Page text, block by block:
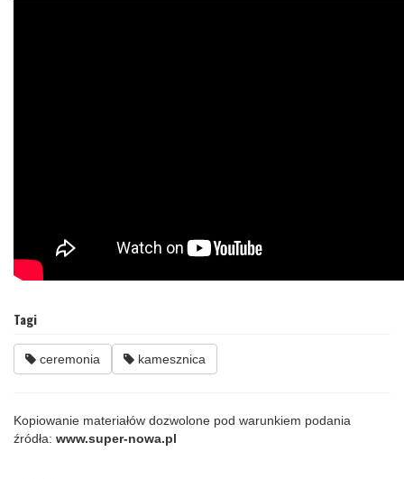
Tagi
ceremonia kamesznica
Kopiowanie materiałów dozwolone pod warunkiem podania
źródła: www.super-nowa.pl